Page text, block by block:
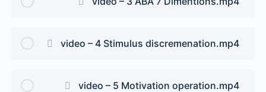
video – 4 Stimulus discremenation.mp4
video – 5 Motivation operation.mp4